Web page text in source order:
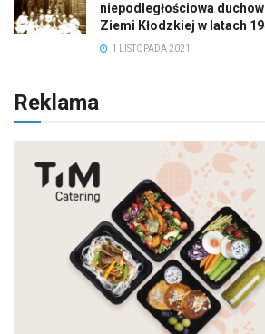
niepodległościowa
Ziemi Kłodzkiej w latach
1 LISTOPADA 2021
Reklama